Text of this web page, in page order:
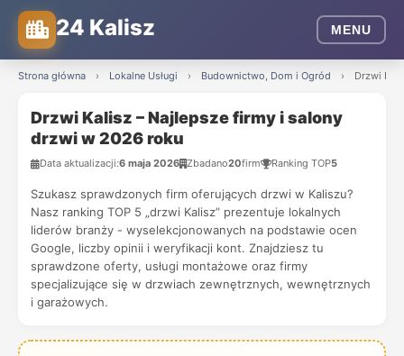
24 Kalisz MENU
Strona główna › Lokalne Usługi › Budownictwo, Dom i Ogród › Drzwi
Drzwi Kalisz – Najlepsze firmy i salony
drzwi w 2026 roku
Data aktualizacji:6 maja 2026 Zbadano20firm Ranking TOP5
Szukasz sprawdzonych firm oferujących drzwi w Kaliszu?
Nasz ranking TOP 5 „drzwi Kalisz” prezentuje lokalnych
liderów branży - wyselekcjonowanych na podstawie ocen
Google, liczby opinii i weryfikacji kont. Znajdziesz tu
sprawdzone oferty, usługi montażowe oraz firmy
specjalizujące się w drzwiach zewnętrznych, wewnętrznych
i garażowych.